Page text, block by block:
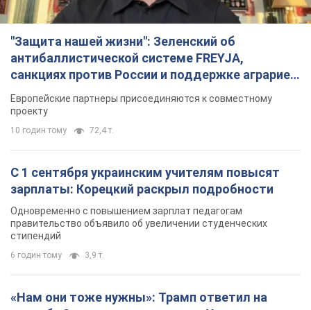
зарплаты: Корецкий раскрыл подробности
правительство объявило об увеличении студенческих
стипендий
6 годин тому 3,9 т.
«Нам они тоже нужны»: Трамп ответил на
просьбу Зеленского о передаче Украине ракет
для Patriot
Американские запасы отдельных видов боеприпасов
ограничены